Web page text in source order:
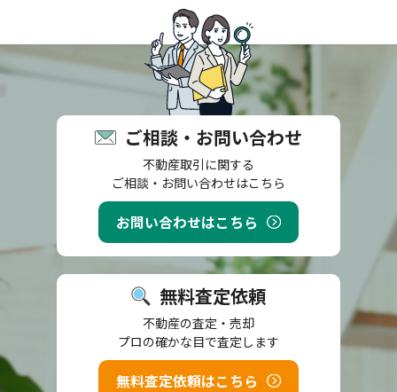
ご相談・お問い合わせ
不動産取引に関する
ご相談・お問い合わせはこちら
お問い合わせはこちら
無料査定依頼
不動産の査定・売却
プロの確かな目で査定します
無料査定依頼はこちら